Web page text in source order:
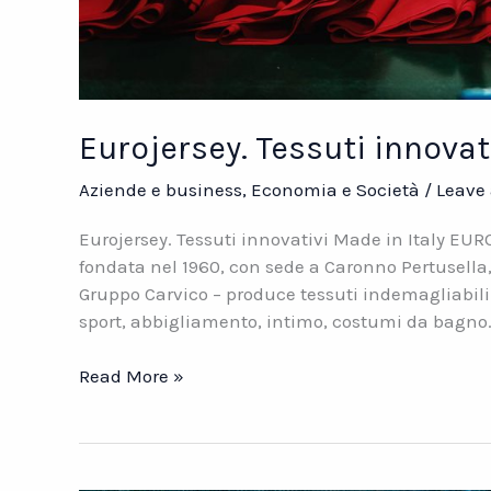
Eurojersey. Tessuti
Aziende e business, Economia e Società /
Eurojersey. Tessuti innovativi Made in Italy
fondata nel 1960, con sede a Caronno
Gruppo Carvico – produce tessuti
sport, abbigliamento, intimo, costumi da
Eurojersey.
in
Read More »